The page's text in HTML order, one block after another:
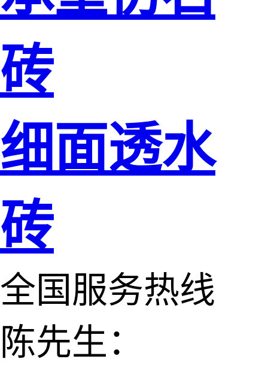
砖
细面透水
砖
全国服务热线
陈先生：